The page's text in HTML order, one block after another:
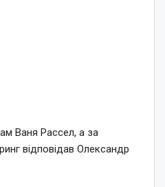
Ваня Рассел, а за
відповідав Олександр